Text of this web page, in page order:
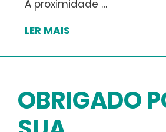
A proximidade …
LER MAIS
2026
DIAS
29
OBRIGADO